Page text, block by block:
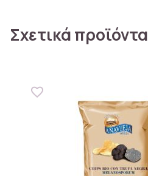
Σχετικά προϊόντα